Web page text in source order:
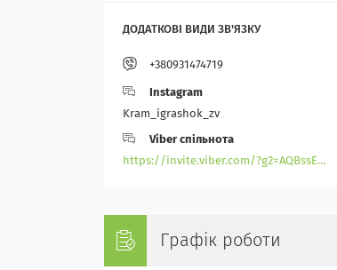
+380931474719
Instagram
Kram_igrashok_zv
Viber спільнота
https://invite.viber.com/?g2=AQBssEoY%2BnoYS0s%2BXwepFFNlgGXPFVdlGjGP6MK%2FBkGOyTZLZtBsH6zAEPoCZ13j
Графік роботи